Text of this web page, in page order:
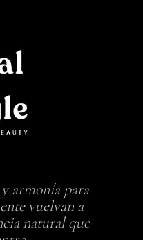
armonía para
vuelvan a
natural que